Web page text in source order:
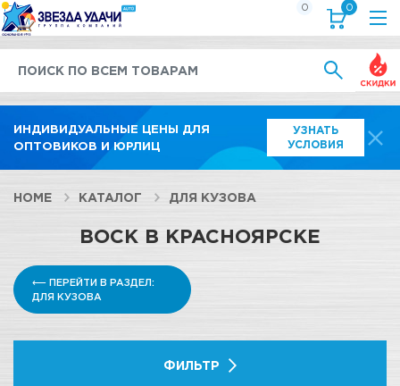
ИНДИВИДУАЛЬНЫЕ ЦЕНЫ ДЛЯ
ОПТОВИКОВ И ЮРЛИЦ
УЗНАТЬ
УСЛОВИЯ
0 0
HOME КАТАЛОГ ДЛЯ КУЗОВА
ВОСК В КРАСНОЯРСКЕ
⟵ ПЕРЕЙТИ В РАЗДЕЛ:
ДЛЯ КУЗОВА
ФИЛЬТР